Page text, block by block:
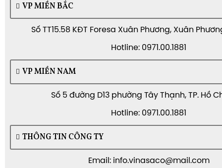
VP MIỀN BẮC
Số TT15.58 KĐT Foresa Xuân Phương, Xuân
Hotline: 0971.00.1881
VP MIỀN NAM
Số 5 đường D13 phường Tây Thạnh, TP. Hồ
Hotline: 0971.00.1881
THÔNG TIN CÔNG TY
Email: info.vinasaco@mail.com